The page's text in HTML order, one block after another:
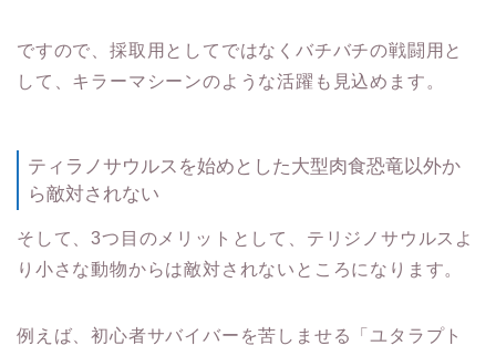
ですので、採取用としてではなくバチバチの戦闘用と
して、キラーマシーンのような活躍も見込めます。
ティラノサウルスを始めとした大型肉食恐竜以外か
ら敵対されない
そして、3つ目のメリットとして、テリジノサウルスよ
り小さな動物からは敵対されないところになります。
例えば、初心者サバイバーを苦しませる「ユタラプト